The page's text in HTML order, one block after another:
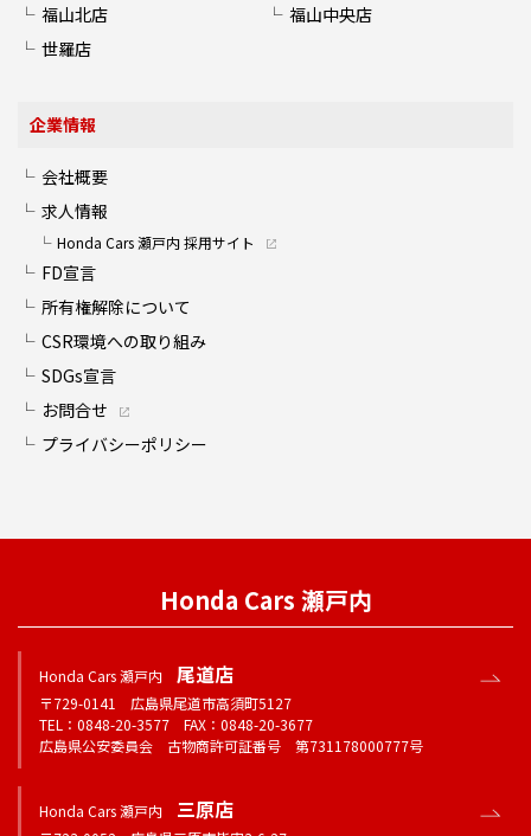
福山北店
福山中央店
世羅店
企業情報
会社概要
求人情報
Honda Cars 瀬戸内 採用サイト
FD宣言
所有権解除について
CSR環境への取り組み
SDGs宣言
お問合せ
プライバシーポリシー
Honda Cars 瀬戸内
Honda Cars 瀬戸内 尾道店
〒729-0141 広島県尾道市高須町5127
TEL：0848-20-3577 FAX：0848-20-3677
広島県公安委員会 古物商許可証番号 第731178000777号
Honda Cars 瀬戸内 三原店